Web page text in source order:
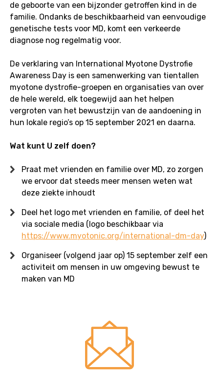
de geboorte van een bijzonder getroffen kind in de
familie. Ondanks de beschikbaarheid van eenvoudige
genetische tests voor MD, komt een verkeerde
diagnose nog regelmatig voor.
De verklaring van International Myotone Dystrofie
Awareness Day is een samenwerking van tientallen
myotone dystrofie-groepen en organisaties van over
de hele wereld, elk toegewijd aan het helpen
vergroten van het bewustzijn van de aandoening in
hun lokale regio’s op 15 september 2021 en daarna.
Wat kunt U zelf doen?
Praat met vrienden en familie over MD, zo zorgen
we ervoor dat steeds meer mensen weten wat
deze ziekte inhoudt
Deel het logo met vrienden en familie, of deel het
via sociale media (logo beschikbaar via
https://www.myotonic.org/international-dm-day)
Organiseer (volgend jaar op) 15 september zelf een
activiteit om mensen in uw omgeving bewust te
maken van MD